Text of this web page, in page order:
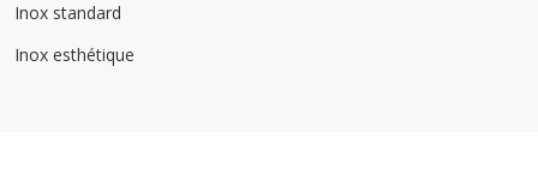
Inox standard
Inox esthétique